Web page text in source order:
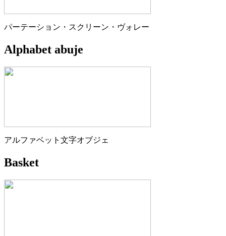
パーテーション・スクリーン・ヴォレー
Alphabet abuje
アルファベット文字オブジェ
Basket